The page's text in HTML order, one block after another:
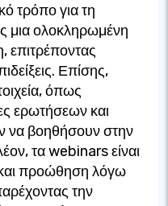
τρόπο για τη
μια ολοκληρωμένη
επιτρέποντας
Επίσης,
όπως
ερωτήσεων και
να βοηθήσουν στην
τα webinars είναι
προώθηση λόγω
την